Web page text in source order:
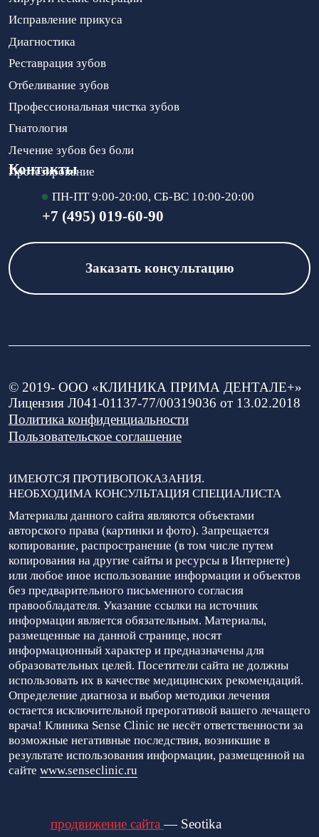
Исправление прикуса
Диагностика
Реставрация зубов
Отбеливание зубов
Профессиональная чистка зубов
Гнатология
Лечение зубов без боли
Протезирование
Контакты
ПН-ПТ 9:00-20:00, СБ-ВС 10:00-20:00
+7 (495) 019-60-90
Заказать консультацию
© 2019-ООО «КЛИНИКА ПРИМА ДЕНТАЛЕ+»
Лицензия Л041-01137-77/00319036 от 13.02.2018
Политика конфиденциальности
Пользовательское соглашение
ИМЕЮТСЯ ПРОТИВОПОКАЗАНИЯ.
НЕОБХОДИМА КОНСУЛЬТАЦИЯ СПЕЦИАЛИСТА
Материалы данного сайта являются объектами
авторского права (картинки и фото). Запрещается
копирование, распространение (в том числе путем
копирования на другие сайты и ресурсы в Интернете)
или любое иное использование информации и объектов
без предварительного письменного согласия
правообладателя. Указание ссылки на источник
информации является обязательным. Материалы,
размещенные на данной странице, носят
информационный характер и предназначены для
образовательных целей. Посетители сайта не должны
использовать их в качестве медицинских рекомендаций.
Определение диагноза и выбор методики лечения
остается исключительной прерогативой вашего лечащего
врача! Клиника Sense Clinic не несёт ответственности за
возможные негативные последствия, возникшие в
результате использования информации, размещенной на
сайте www.senseclinic.ru
продвижение сайта— Seotika